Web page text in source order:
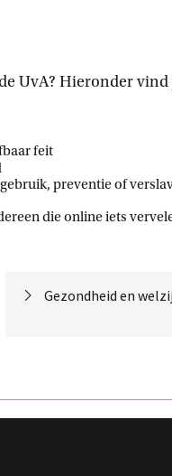
UvA? Hieronder vind
feit
preventie of
die online iets
Gezondheid en